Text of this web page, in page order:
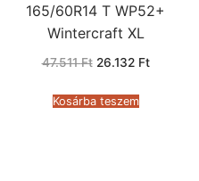
165/60R14 T WP52+
Wintercraft XL
47.511Ft Original
47.511 Ft.
26.132 FtCurrent
Kosárba teszem